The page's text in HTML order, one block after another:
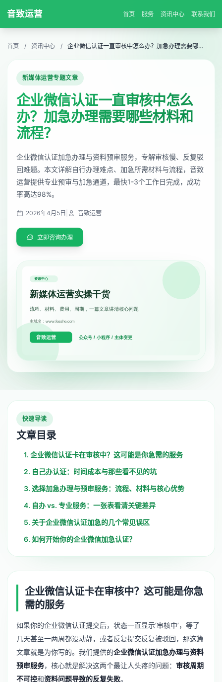
音致运营 首页 服务 资讯中心 联系我们
首页 / 资讯中心 / 企业微信认证一直审核中怎么办？加急办理需要哪些材料和流程？
新媒体运营专题文章
企业微信认证一直审核中怎么
办？加急办理需要哪些材料和
流程？
企业微信认证加急办理与资料预审服务，专解审核慢、反复驳
回难题。本文详解自行办理难点、加急所需材料与流程，音致
运营提供专业预审与加急通道，最快1-3个工作日完成，成功
率高达98%。
2026年4月5日 音致运营
立即咨询办理
快速导读
文章目录
1. 企业微信认证卡在审核中？这可能是你急需的服务
2. 自己办认证：时间成本与那些看不见的坑
3. 选择加急办理与预审服务：流程、材料与核心优势
4. 自办 vs. 专业服务：一张表看清关键差异
5. 关于企业微信认证加急的几个常见误区
6. 如何开始你的企业微信加急认证？
企业微信认证卡在审核中？这可能是你急
需的服务
如果你的企业微信认证提交后，状态一直显示‘审核中’，等了
几天甚至一两周都没动静，或者反复提交反复被驳回，那这篇
文章就是为你写的。我们提供的企业微信认证加急办理与资料
预审服务，核心就是解决这两个最让人头疼的问题： 审核周期
不可控和资料问题导致的反复失败。